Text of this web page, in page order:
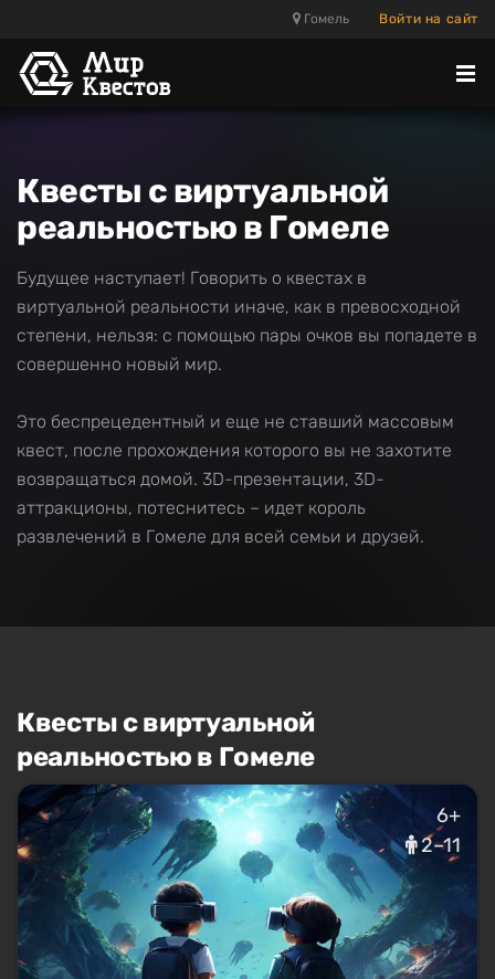
Гомель Войти на сайт
Квесты с виртуальной
реальностью в Гомеле
Будущее наступает! Говорить о квестах в
виртуальной реальности иначе, как в превосходной
степени, нельзя: с помощью пары очков вы попадете в
совершенно новый мир.
Это беспрецедентный и еще не ставший массовым
квест, после прохождения которого вы не захотите
возвращаться домой. 3D-презентации, 3D-
аттракционы, потеснитесь – идет король
развлечений в Гомеле для всей семьи и друзей.
Квесты с виртуальной
реальностью в Гомеле
6+
2–11